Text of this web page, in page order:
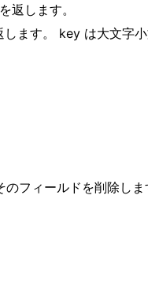
します。
ます。 key は大文字小
フィールドを削除しま